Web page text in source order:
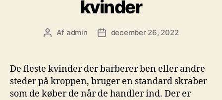
kvinder
Indlægsforfatter
Af admin Indlægsdato
december 26, 2022
De fleste kvinder der barberer ben eller andre
steder på kroppen, bruger en standard skraber
som de køber de når de handler ind. Der er